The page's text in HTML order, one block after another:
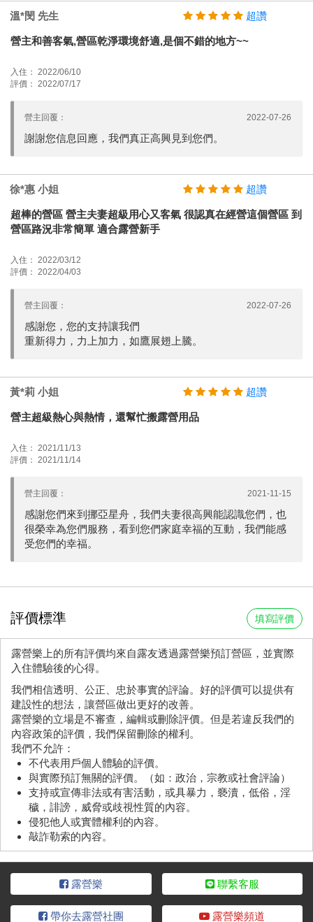
溫*閔 先生 超讚
營主和善客氣,營區乾淨環境舒適,是個不錯的地方~~
入住： 2022/06/10
評價： 2022/07/17
營主回覆： 2022-07-26
謝謝您信息回應，我們真正高興見到您們。
徐*惠 小姐 超讚
超棒的營區 營主夫妻超級用心又客氣 很認真在經營這個營區 到
營區路況非常簡單 適合露營新手
入住： 2022/03/12
評價： 2022/04/03
營主回覆： 2022-07-26
感謝您，您的支持讓我們
重新得力，力上加力，如鷹展翅上騰。
黃*莉 小姐 超讚
營主超級熱心與熱情，還幫忙搬露營用品
入住： 2021/11/13
評價： 2021/11/14
營主回覆： 2021-11-15
感謝您們來到挪亞星舟，我們夫妻很高興能認識您們，也
很榮幸為您們服務，看到您們家庭幸福的互動，我們能感
受您們的幸福。
評價標準 填寫評價
露營樂上的所有評價均來自露友透過露營樂預訂營區，並實際
入住體驗後的心得。
我們相信透明、公正、忠於事實的評論。好的評價可以提供有
建設性的想法，讓營區做出更好的改善。
露營樂的立場是不審查，編輯或刪除評價。但是若違反我們的
內容政策的評價，我們保留刪除的權利。
我們不允許：
不代表用戶個人體驗的評價。
與實際預訂無關的評價。（如：政治，宗教或社會評論）
支持或宣傳非法或有害活動，或具暴力，褻瀆，低俗，淫
穢，誹謗，威脅或歧視性質的內容。
侵犯他人或實體權利的內容。
敲詐勒索的內容。
露營樂 聯繫客服
帶你去露營社團 露營樂頻道